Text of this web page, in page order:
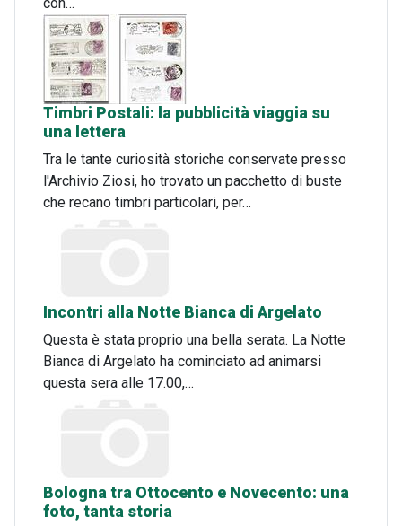
Timbri Postali: la pubblicità viaggia su
una lettera
Tra le tante curiosità storiche conservate presso
l'Archivio Ziosi, ho trovato un pacchetto di buste
che recano timbri particolari, per…
Incontri alla Notte Bianca di Argelato
Questa è stata proprio una bella serata. La Notte
Bianca di Argelato ha cominciato ad animarsi
questa sera alle 17.00,…
Bologna tra Ottocento e Novecento: una
foto, tanta storia